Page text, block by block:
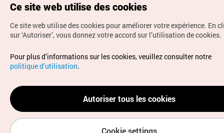
Droits d’auteur (c) Office National du Tourisme en Corée.
Tous droits réservés.
Pour les rapports d'erreurs et demandes de renseignements,
adressez vos demandes à
info.ontc@gmail.com
Ce site web utilise des cookies
Ce site web utilise des cookies pour améliorer votre expérience. En
sur ‘Autoriser’, vous donnez votre accord sur l’utilisation de cookies.
Pour plus d’informations sur les cookies, veuillez consulter notre
politique d’utilisation.
Autoriser tous les cookies
Cookie settings